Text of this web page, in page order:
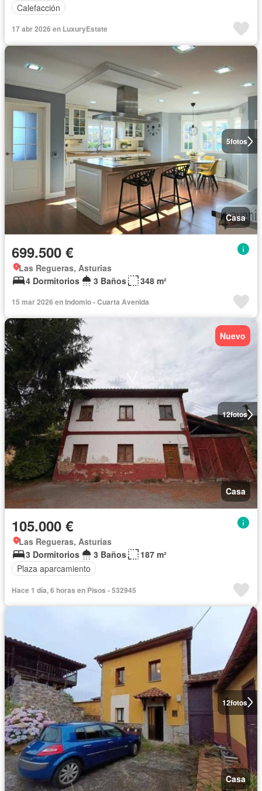
Calefacción
17 abr 2026 en LuxuryEstate
5fotos
Casa
699.500 €
Las Regueras, Asturias
4 Dormitorios
3 Baños 348 m²
15 mar 2026 en Indomio - Cuarta Avenida
12fotos
Nuevo
Casa
105.000 €
Las Regueras, Asturias
3 Dormitorios
3 Baños
187 m²
Plaza aparcamiento
Hace 1 día, 6 horas en Pisos - 532945
12fotos
Casa